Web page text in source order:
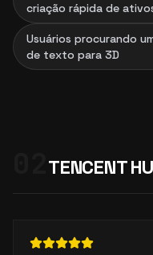
criação rápida de
Usuários procurando
de texto para 3D
TENCENT